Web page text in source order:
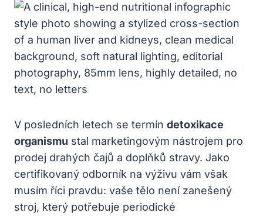
V posledních letech se termín detoxikace
organismu stal marketingovým nástrojem pro
prodej drahých čajů a doplňků stravy. Jako
certifikovaný odborník na výživu vám však
musím říci pravdu: vaše tělo není zanešený
stroj, který potřebuje periodické